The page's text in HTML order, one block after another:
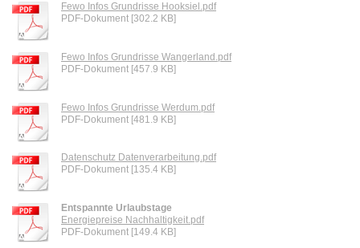
Fewo Infos Grundrisse Hooksiel.pdf
PDF-Dokument [302.2 KB]
Fewo Infos Grundrisse Wangerland.pdf
PDF-Dokument [457.9 KB]
Fewo Infos Grundrisse Werdum.pdf
PDF-Dokument [481.9 KB]
Datenschutz Datenverarbeitung.pdf
PDF-Dokument [135.4 KB]
Entspannte Urlaubstage
Energiepreise Nachhaltigkeit.pdf
PDF-Dokument [149.4 KB]